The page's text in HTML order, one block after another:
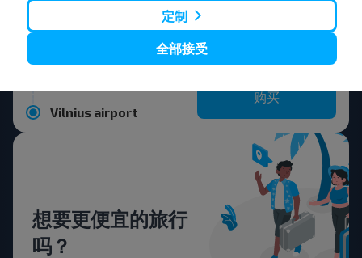
National Airport Minsk
Vilnius airport
购买
想要更便宜的旅行
吗？
定制
全部接受